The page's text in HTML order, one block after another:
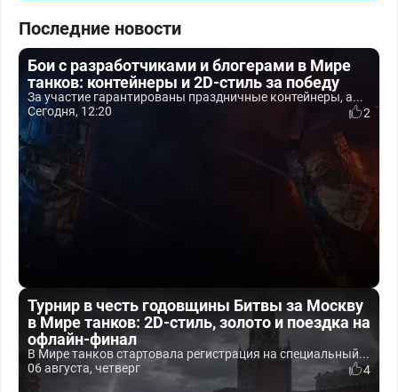
Последние новости
Бои с разработчиками и блогерами в Мире
танков: контейнеры и 2D-стиль за победу
За участие гарантированы праздничные контейнеры, а...
Сегодня, 12:20
2
Турнир в честь годовщины Битвы за Москву
в Мире танков: 2D-стиль, золото и поездка на
офлайн-финал
В Мире танков стартовала регистрация на специальный...
06 августа, четверг
4